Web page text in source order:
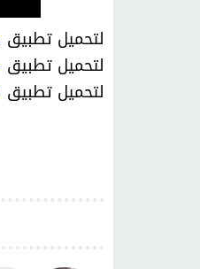
لتحميل تطبيق
لتحميل تطبيق
لتحميل تطبيق